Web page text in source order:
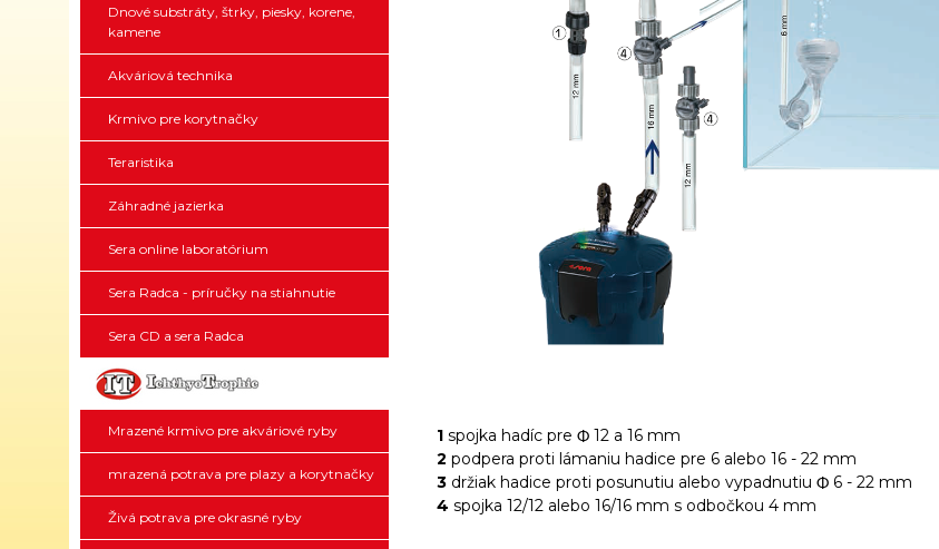
1 spojka hadíc pre Φ 12 a 16 mm
2 podpera proti lámaniu hadice pre 6 alebo 16 - 22 mm
3 držiak hadice proti posunutiu alebo vypadnutiu Φ 6 - 22 mm
4 spojka 12/12 alebo 16/16 mm s odbočkou 4 mm
Dnové substráty, štrky, piesky, korene,
kamene
Akváriová technika
Krmivo pre korytnačky
Teraristika
Záhradné jazierka
Sera online laboratórium
Sera Radca - príručky na stiahnutie
Sera CD a sera Radca
Mrazené krmivo pre akváriové ryby
mrazená potrava pre plazy a korytnačky
Živá potrava pre okrasné ryby